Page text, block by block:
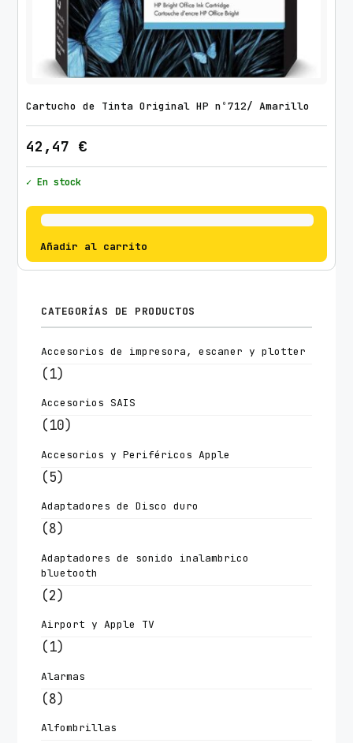
Cartucho de Tinta Original HP nº712/ Amarillo
42,47 €
✓ En stock
Añadir al carrito
CATEGORÍAS DE PRODUCTOS
Accesorios de impresora, escaner y plotter
(1)
Accesorios SAIS
(10)
Accesorios y Periféricos Apple
(5)
Adaptadores de Disco duro
(8)
Adaptadores de sonido inalambrico
bluetooth
(2)
Airport y Apple TV
(1)
Alarmas
(8)
Alfombrillas